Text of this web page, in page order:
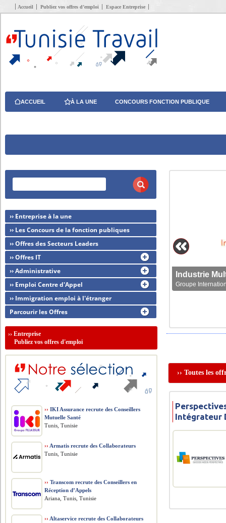
Accueil Publiez vos offres d’emploi Espace Entreprise
ACCUEIL À LA UNE CONCOURS FONCTION PUBLIQUE
Groupe
›› Toutes les
Intégrateur
›› Entreprise à la une
›› Les Concours de la fonction publiques
›› Offres des Secteurs Leaders
›› Offres IT
›› Administrative
›› Emploi Centre d'Appel
›› Immigration emploi à l'étranger
Parcourir les Offres
››Entreprise
Publiez vos offres d'emploi
›› IKI Assurance recrute des Conseillers
Mutuelle Santé
Tunis, Tunisie
›› Armatis recrute des Collaborateurs
Tunis, Tunisie
›› Transcom recrute des Conseillers en
Réception d’Appels
Ariana, Tunis, Tunisie
›› Altaservice recrute des Collaborateurs